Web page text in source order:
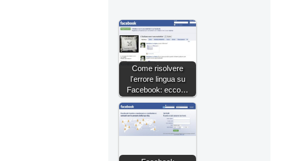
Come risolvere
l'errore lingua su
Facebook: ecco…